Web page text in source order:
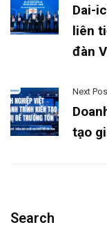
Dai-
liên
đàn
Next
tạo
Search